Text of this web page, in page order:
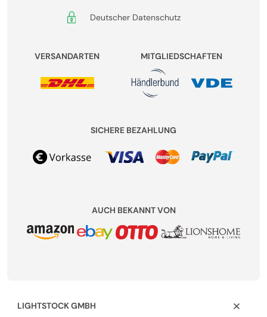
Deutscher Datenschutz
VERSANDARTEN MITGLIEDSCHAFTEN
SICHERE BEZAHLUNG
AUCH BEKANNT VON
LIGHTSTOCK GMBH